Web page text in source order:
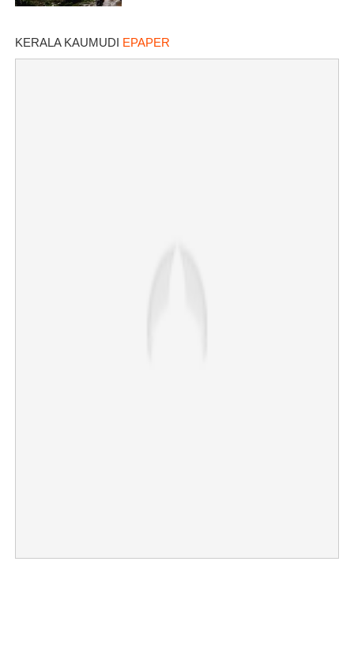
KERALA KAUMUDI EPAPER